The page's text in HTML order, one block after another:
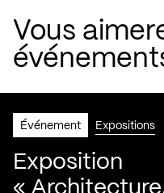
Vous
Événement Expositions
Exposition
«